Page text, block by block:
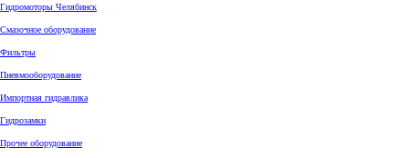
Гидромоторы Челябинск
Смазочное оборудование
Фильтры
Пневмооборудование
Импортная гидравлика
Гидрозамки
Прочее оборудование